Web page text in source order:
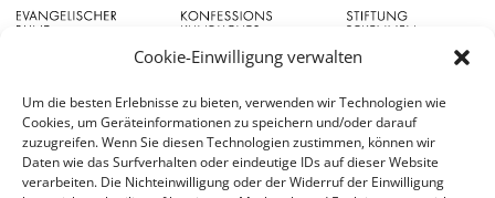
Cookie-Einwilligung verwalten
Um die besten Erlebnisse zu bieten, verwenden wir Technologien wie
Cookies, um Geräteinformationen zu speichern und/oder darauf
zuzugreifen. Wenn Sie diesen Technologien zustimmen, können wir
Daten wie das Surfverhalten oder eindeutige IDs auf dieser Website
verarbeiten. Die Nichteinwilligung oder der Widerruf der Einwilligung
Schlagwörter
#aufgetischt Christian Schad Diskussion EB Bayern EB Hessen Evangelische